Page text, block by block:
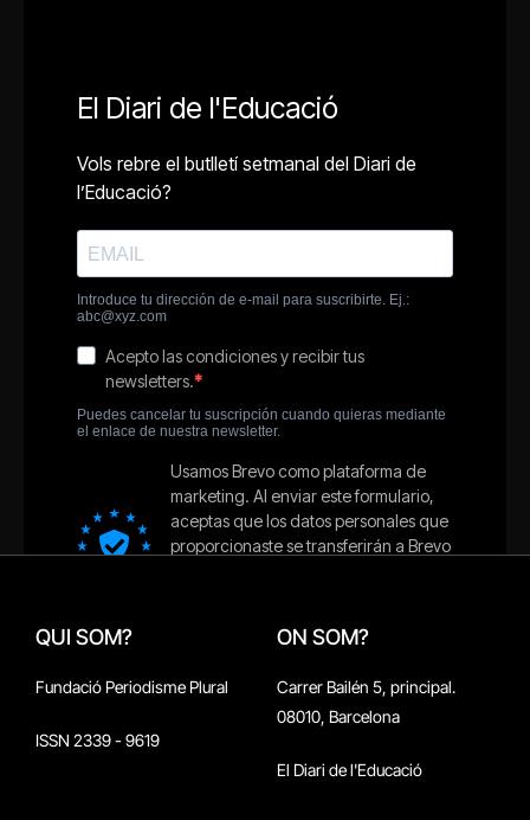
QUI SOM?
Fundació Periodisme Plural
ISSN 2339 - 9619
ON SOM?
Carrer Bailén 5, principal.
08010, Barcelona
El Diari de l'Educació